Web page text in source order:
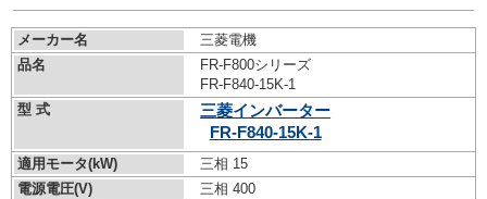
メーカー名
三菱電機
品名
FR-F800シリーズ
FR-F840-15K-1
型 式
三菱インバーター
FR-F840-15K-1
適用モータ(kW)
三相 15
電源電圧(V)
三相 400